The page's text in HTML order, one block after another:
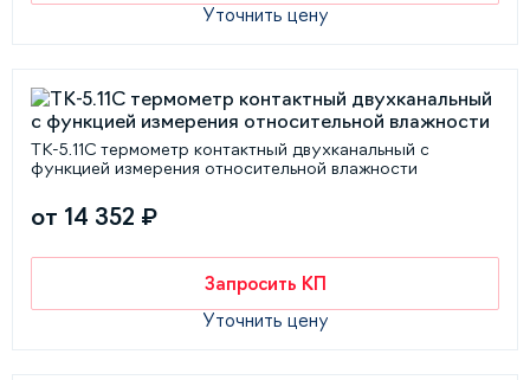
Уточнить цену
ТК-5.11С термометр контактный двухканальный с
функцией измерения относительной влажности
от 14 352 ₽
Запросить КП
Уточнить цену